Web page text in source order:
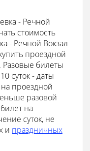
- Речной
стоимость
- Речной Вокзал
проездной
Разовые билеты
суток - даты
проездной
разовой
на
суток, не
и праздничных